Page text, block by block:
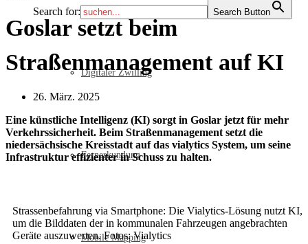
Digitaler Zwilling
Fernerkundung
Mobile Mapping
Search for: Search Button
Goslar setzt beim
Straßenmanagement auf KI
26. März. 2025
Eine künstliche Intelligenz (KI) sorgt in Goslar jetzt für mehr
Verkehrssicherheit. Beim Straßenmanagement setzt die
niedersächsische Kreisstadt auf das vialytics System, um seine
Infrastruktur effizienter in Schuss zu halten.
Strassenbefahrung via Smartphone: Die Vialytics-Lösung nutzt KI,
um die Bilddaten der in kommunalen Fahrzeugen angebrachten
Geräte auszuwerten. Fotos: Vialytics